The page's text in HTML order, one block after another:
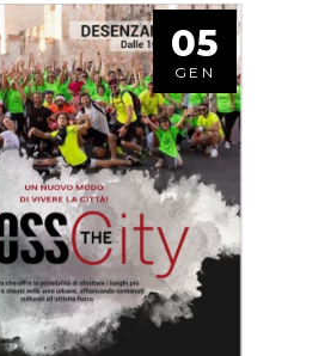
05
GEN